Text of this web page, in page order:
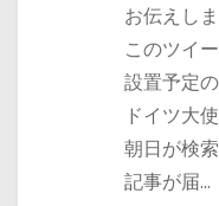
お伝えし
このツイ
設置予定
ドイツ大使
朝日が検
記事が届…